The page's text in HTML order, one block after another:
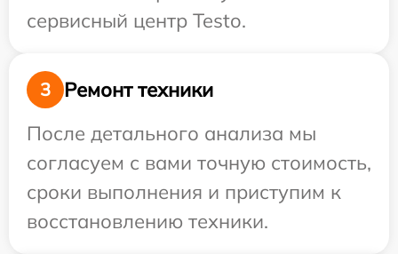
сервисный центр Testo.
3
Ремонт техники
После детального анализа мы
согласуем с вами точную стоимость,
сроки выполнения и приступим к
восстановлению техники.